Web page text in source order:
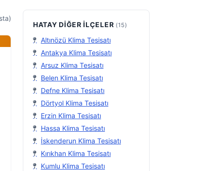
HATAY DIĞER İLÇELER (15)
Altınözü Klima Tesisatı
Antakya Klima Tesisatı
Arsuz Klima Tesisatı
Belen Klima Tesisatı
Defne Klima Tesisatı
Dörtyol Klima Tesisatı
Erzin Klima Tesisatı
Hassa Klima Tesisatı
İskenderun Klima Tesisatı
Kırıkhan Klima Tesisatı
Kumlu Klima Tesisatı